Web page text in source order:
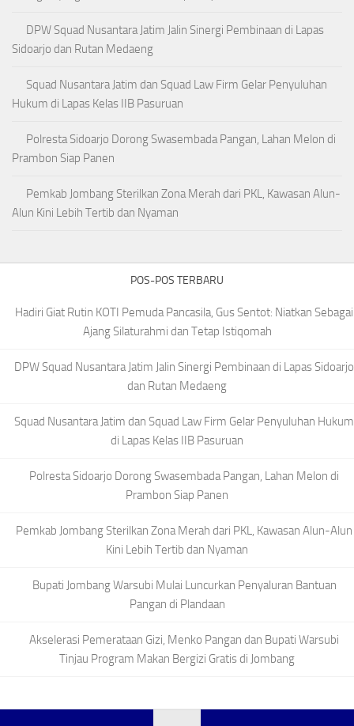
DPW Squad Nusantara Jatim Jalin Sinergi Pembinaan di Lapas
Sidoarjo dan Rutan Medaeng
Squad Nusantara Jatim dan Squad Law Firm Gelar Penyuluhan
Hukum di Lapas Kelas IIB Pasuruan
Polresta Sidoarjo Dorong Swasembada Pangan, Lahan Melon di
Prambon Siap Panen
Pemkab Jombang Sterilkan Zona Merah dari PKL, Kawasan Alun-
Alun Kini Lebih Tertib dan Nyaman
POS-POS TERBARU
Hadiri Giat Rutin KOTI Pemuda Pancasila, Gus Sentot: Niatkan Sebagai
Ajang Silaturahmi dan Tetap Istiqomah
DPW Squad Nusantara Jatim Jalin Sinergi Pembinaan di Lapas Sidoarjo
dan Rutan Medaeng
Squad Nusantara Jatim dan Squad Law Firm Gelar Penyuluhan Hukum
di Lapas Kelas IIB Pasuruan
Polresta Sidoarjo Dorong Swasembada Pangan, Lahan Melon di
Prambon Siap Panen
Pemkab Jombang Sterilkan Zona Merah dari PKL, Kawasan Alun-Alun
Kini Lebih Tertib dan Nyaman
Bupati Jombang Warsubi Mulai Luncurkan Penyaluran Bantuan
Pangan di Plandaan
Akselerasi Pemerataan Gizi, Menko Pangan dan Bupati Warsubi
Tinjau Program Makan Bergizi Gratis di Jombang